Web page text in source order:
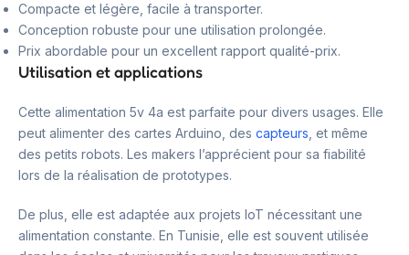
Compacte et légère, facile à transporter.
Conception robuste pour une utilisation prolongée.
Prix abordable pour un excellent rapport qualité-prix.
Utilisation et applications
Cette alimentation 5v 4a est parfaite pour divers usages. Elle
peut alimenter des cartes Arduino, des capteurs , et même
des petits robots. Les makers l’apprécient pour sa fiabilité
lors de la réalisation de prototypes.
De plus, elle est adaptée aux projets IoT nécessitant une
alimentation constante. En Tunisie, elle est souvent utilisée